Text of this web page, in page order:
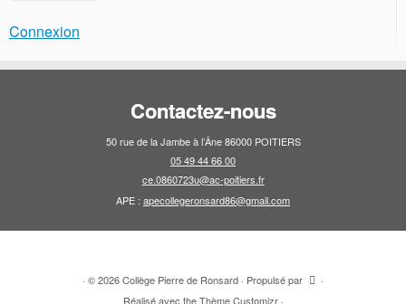
Connexion
Contactez-nous
50 rue de la Jambe à l’Âne 86000 POITIERS
05 49 44 66 00
ce.0860723u@ac-poitiers.fr
APE : apecollegeronsard86@gmail.com
· © 2026Collège Pierre de Ronsard · Propulsé par
·
Réalisé avec theThème Customizr·